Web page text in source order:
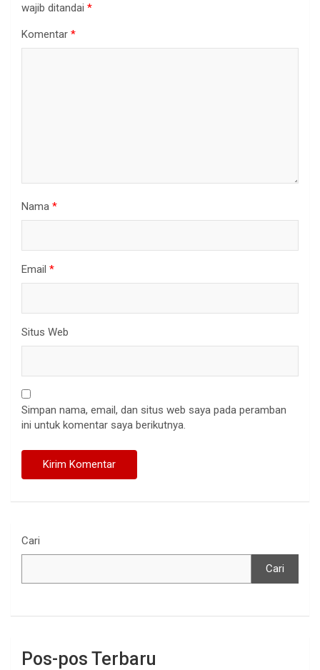
wajib ditandai *
Komentar *
Nama *
Email *
Situs Web
Simpan nama, email, dan situs web saya pada peramban
ini untuk komentar saya berikutnya.
Cari
Cari
Pos-pos Terbaru